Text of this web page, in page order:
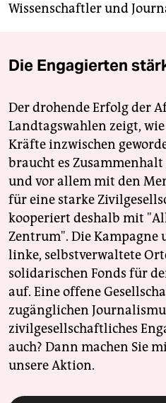
Wissenschaftler und
Die Engagierten
Der drohende Erfolg der
Landtagswahlen zeigt,
Kräfte inzwischen
braucht es
und vor allem mit den
für eine starke
kooperiert deshalb mit
Zentrum". Die
linke, selbstverwaltete
solidarischen Fonds für
auf. Eine offene
zugänglichen
zivilgesellschaftliches
auch? Dann machen Sie
unsere Aktion.